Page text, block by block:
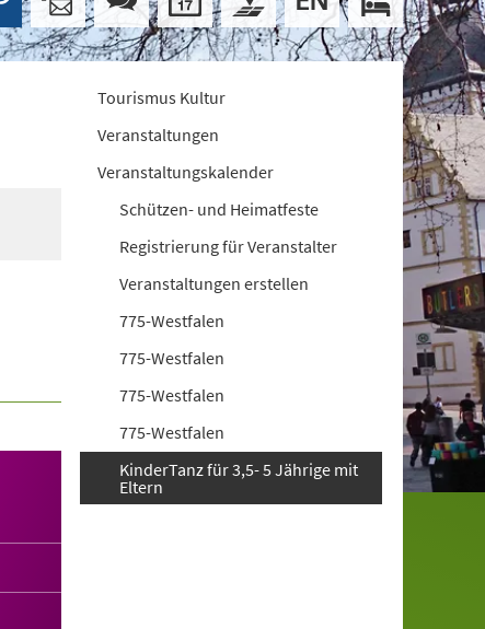
Tourismus Kultur
Veranstaltungen
Veranstaltungskalender
Schützen- und Heimatfeste
Registrierung für Veranstalter
Veranstaltungen erstellen
775-Westfalen
775-Westfalen
775-Westfalen
775-Westfalen
KinderTanz für 3,5- 5 Jährige mit
Eltern